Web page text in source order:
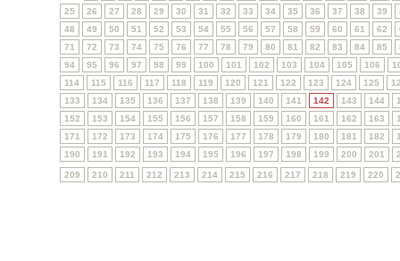
25
26 27 28 29 30 31 32 33 34 35 36 37 38 39
48
49 50 51 52 53 54 55 56 57 58 59 60 61 62
71
72 73 74 75 76 77 78 79 80 81 82 83 84 85
94
95 96 97 98 99 100 101 102 103 104 105 106
114
115 116 117 118 119 120 121 122 123 124 125
133
134 135 136 137 138 139 140 141 142 143 144
152
153 154 155 156 157 158 159 160 161 162 163
171
172 173 174 175 176 177 178 179 180 181 182
190
191 192 193 194 195 196 197 198 199 200 201
209 210 211 212 213 214 215 216 217 218 219 220